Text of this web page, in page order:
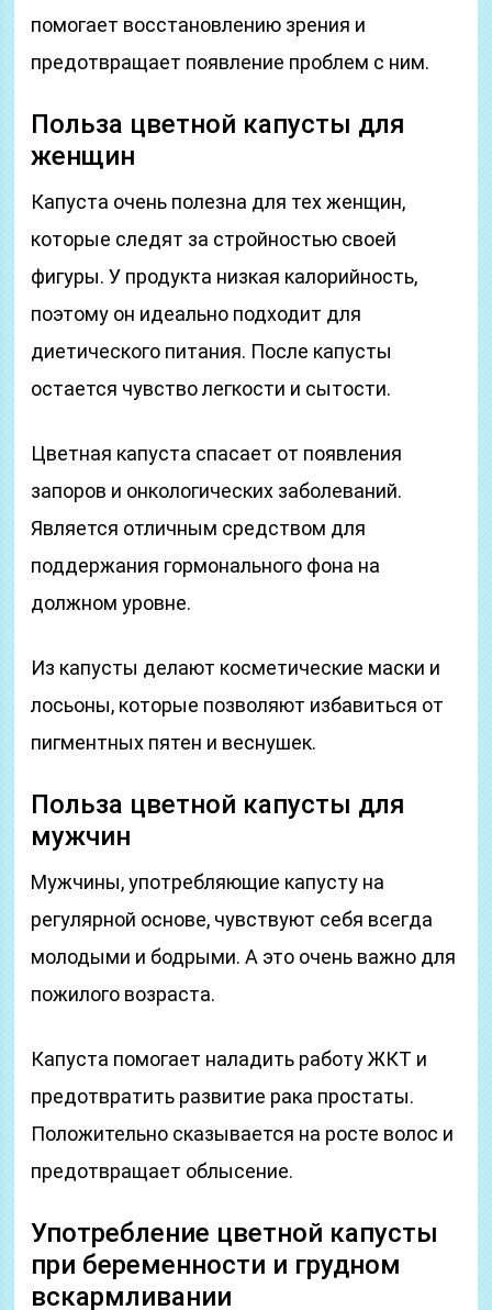
помогает восстановлению зрения и
предотвращает появление проблем с ним.
Польза цветной капусты для
женщин
Капуста очень полезна для тех женщин,
которые следят за стройностью своей
фигуры. У продукта низкая калорийность,
поэтому он идеально подходит для
диетического питания. После капусты
остается чувство легкости и сытости.
Цветная капуста спасает от появления
запоров и онкологических заболеваний.
Является отличным средством для
поддержания гормонального фона на
должном уровне.
Из капусты делают косметические маски и
лосьоны, которые позволяют избавиться от
пигментных пятен и веснушек.
Польза цветной капусты для
мужчин
Мужчины, употребляющие капусту на
регулярной основе, чувствуют себя всегда
молодыми и бодрыми. А это очень важно для
пожилого возраста.
Капуста помогает наладить работу ЖКТ и
предотвратить развитие рака простаты.
Положительно сказывается на росте волос и
предотвращает облысение.
Употребление цветной капусты
при беременности и грудном
вскармливании